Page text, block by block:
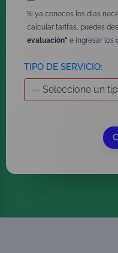
Si ya conoces los dias
calcular tarifas, puedes
evaluación" e ingresar los
TIPO DE SERVICIO: